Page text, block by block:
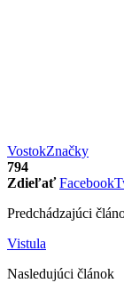
VostokZnačky
794
Zdieľať Facebook
Predchádzajúci
Vistula
Nasledujúci článok